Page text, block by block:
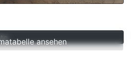
ansehen